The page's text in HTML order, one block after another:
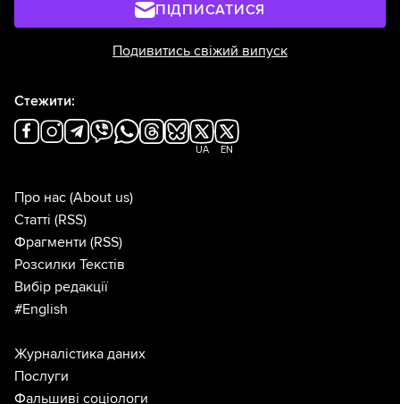
ПІДПИСАТИСЯ
Подивитись свіжий випуск
Стежити:
UA EN
Про нас (About us)
Статті (RSS)
Фрагменти (RSS)
Розсилки Текстів
Вибір редакції
#English
Журналістика даних
Послуги
Фальшиві соціологи